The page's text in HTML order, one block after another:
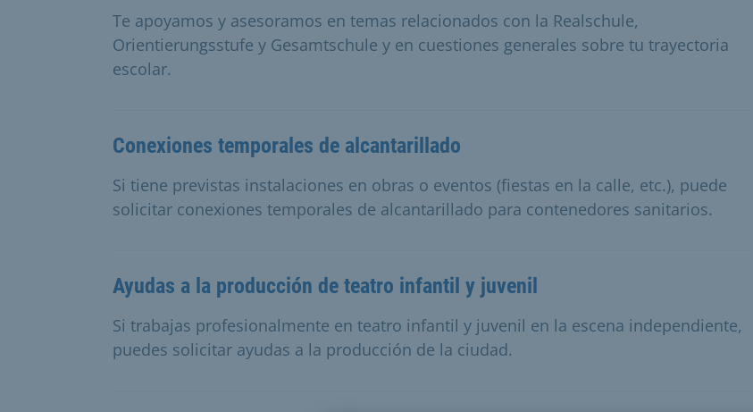
Te apoyamos y asesoramos en temas relacionados con la Realschule,
Orientierungsstufe y Gesamtschule y en cuestiones generales sobre tu trayectoria
escolar.
Conexiones temporales de alcantarillado
Si tiene previstas instalaciones en obras o eventos (fiestas en la calle, etc.), puede
solicitar conexiones temporales de alcantarillado para contenedores sanitarios.
Ayudas a la producción de teatro infantil y juvenil
Si trabajas profesionalmente en teatro infantil y juvenil en la escena independiente,
puedes solicitar ayudas a la producción de la ciudad.